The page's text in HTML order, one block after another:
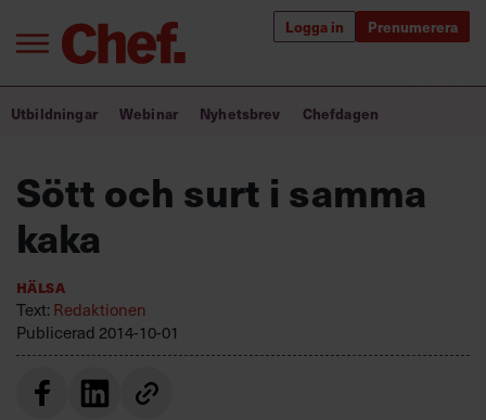
Logga in Prenumerera
Annonsera
Bra ledare förändrar världen
Utbildning för ledare
Chefakademin+
Populära utbildningar
Utbildningar Webinar Nyhetsbrev Chefdagen
Sött och surt i samma
kaka
Hälsa
Text:Redaktionen
Publicerad 2014-10-01